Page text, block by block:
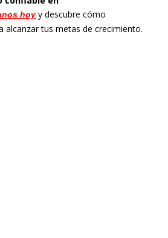
hoyy descubre cómo
alcanzar tus metas de crecimiento.